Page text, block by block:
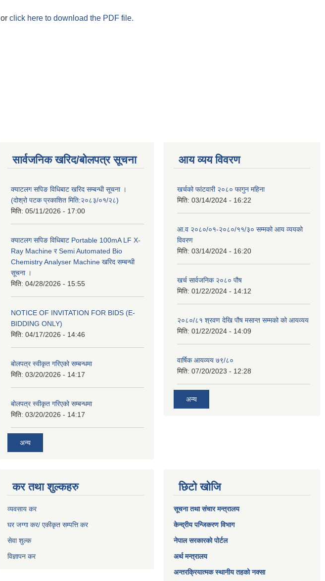
or click here to download the PDF file.
सार्वजनिक खरिद/बोलपत्र सूचना
क्याटलग सपिङ विधिबाट खरिद सम्बन्धी सूचना ।
(दोश्रो पटक प्रकाशित मिति:२०८३/०१/२८)
मिति: 05/11/2026 - 17:00
क्याटलग सपिङ विधिबाट Portable 100mA LF X-
Ray Machine र Semi Automated Bio
Chemistry Analyser Machine खरिद सम्बन्धी
सूचना ।
मिति: 04/28/2026 - 15:55
NOTICE OF INVITATION FOR BIDS (E-
BIDDING ONLY)
मिति: 04/17/2026 - 14:46
बोलपत्र स्वीकृत गरिएको सम्बन्धमा
मिति: 03/20/2026 - 14:17
बोलपत्र स्वीकृत गरिएको सम्बन्धमा
मिति: 03/20/2026 - 14:17
अन्य
आय व्यय विवरण
खर्चको फांटवारी २०८० फागुन महिना
मिति: 03/14/2024 - 16:22
आ.व २०८०/०१-२०८०/११/३० सम्मको आय व्ययको
विवरण
मिति: 03/14/2024 - 16:20
खर्च सार्वजनिक २०८० पौष
मिति: 01/22/2024 - 14:12
२०८०/८१ श्रवण देखि पौष मसान्त सम्मको को आयव्यय
मिति: 01/22/2024 - 14:09
वार्षिक आयव्यय ७९/८०
मिति: 07/20/2023 - 12:28
अन्य
कर तथा शुल्कहरु
व्यवसाय कर
घर जग्गा कर/ एकीकृत सम्पत्ति कर
सेवा शुल्क
विज्ञापन कर
छिटो खोजि
सूचना तथा संचार मन्त्रालय
केन्द्रीय पन्जिकरण विभाग
नेपाल सरकारको पोर्टल
अर्थ मन्त्रालय
अन्तरक्रियात्मक स्थानीय तहको नक्सा